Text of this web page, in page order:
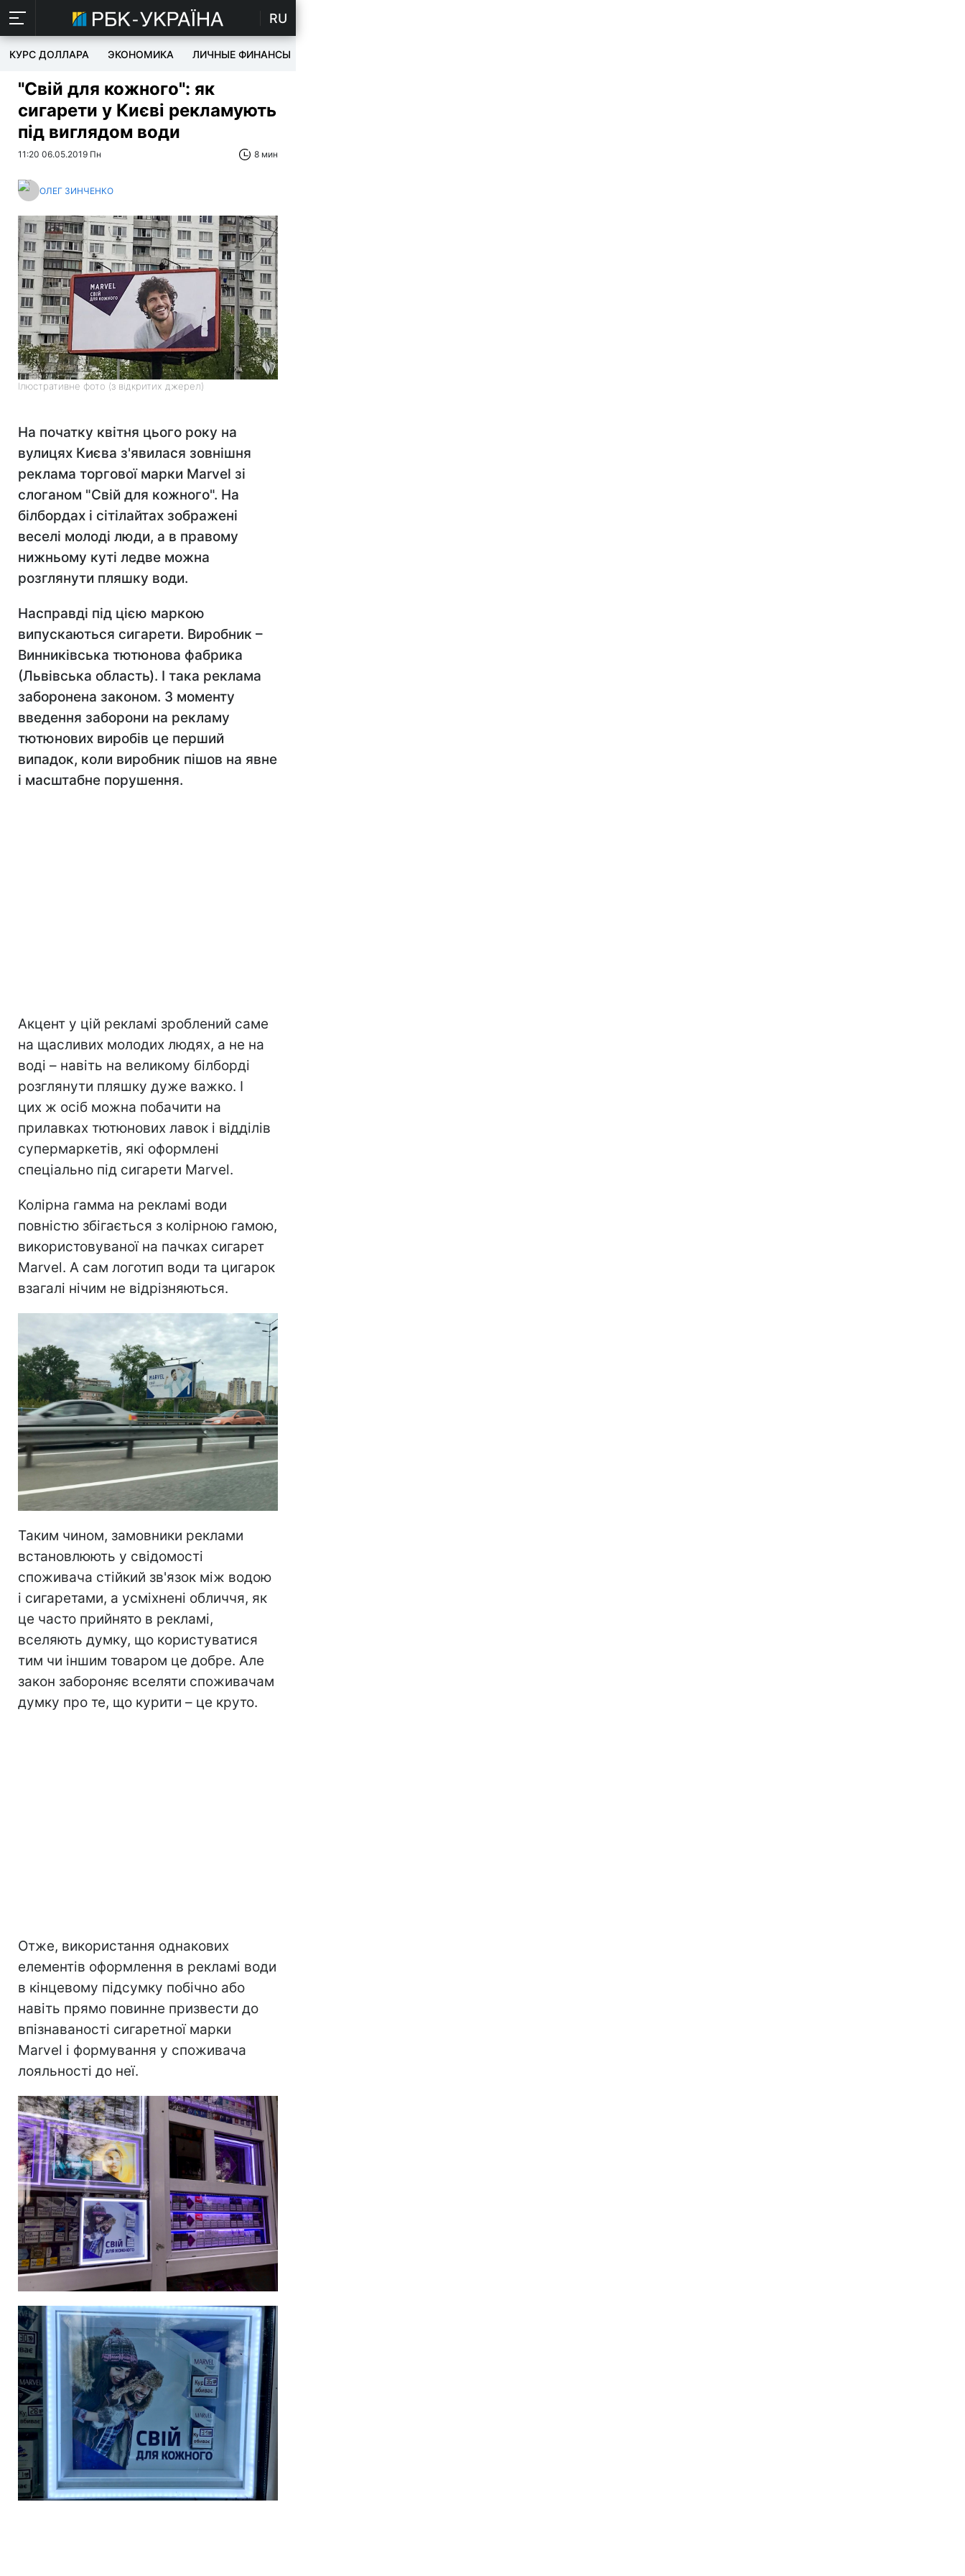
RU
КУРС ДОЛЛАРА ЭКОНОМИКА ЛИЧНЫЕ ФИНАНСЫ
"Свій для кожного": як
сигарети у Києві рекламують
під виглядом води
11:20 06.05.2019 Пн 8 мин
ОЛЕГ ЗИНЧЕНКО
Ілюстративне фото (з відкритих джерел)
На початку квітня цього року на
вулицях Києва з'явилася зовнішня
реклама торгової марки Marvel зі
слоганом "Свій для кожного". На
білбордах і сітілайтах зображені
веселі молоді люди, а в правому
нижньому куті ледве можна
розглянути пляшку води.
Насправді під цією маркою
випускаються сигарети. Виробник –
Винниківська тютюнова фабрика
(Львівська область). І така реклама
заборонена законом. З моменту
введення заборони на рекламу
тютюнових виробів це перший
випадок, коли виробник пішов на явне
і масштабне порушення.
Акцент у цій рекламі зроблений саме
на щасливих молодих людях, а не на
воді – навіть на великому білборді
розглянути пляшку дуже важко. І
цих ж осіб можна побачити на
прилавках тютюнових лавок і відділів
супермаркетів, які оформлені
спеціально під сигарети Marvel.
Колірна гамма на рекламі води
повністю збігається з колірною гамою,
використовуваної на пачках сигарет
Marvel. А сам логотип води та цигарок
взагалі нічим не відрізняються.
Таким чином, замовники реклами
встановлюють у свідомості
споживача стійкий зв'язок між водою
і сигаретами, а усміхнені обличчя, як
це часто прийнято в рекламі,
вселяють думку, що користуватися
тим чи іншим товаром це добре. Але
закон забороняє вселяти споживачам
думку про те, що курити – це круто.
Отже, використання однакових
елементів оформлення в рекламі води
в кінцевому підсумку побічно або
навіть прямо повинне призвести до
впізнаваності сигаретної марки
Marvel і формування у споживача
лояльності до неї.